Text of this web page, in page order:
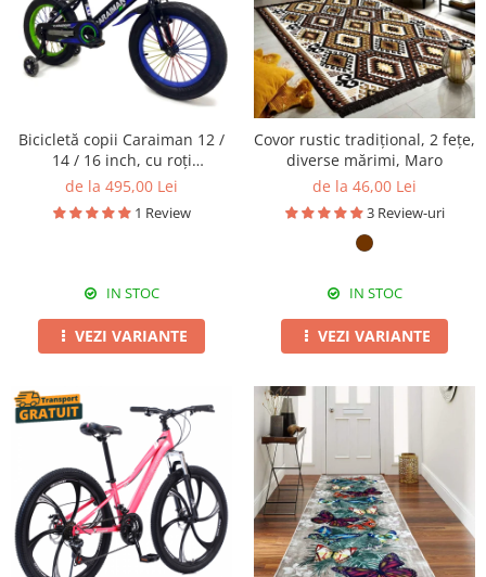
Bicicletă copii Caraiman 12 /
14 / 16 inch, cu roți
ajutătoare, bidon apă,
de la 495,00 Lei
1 Review
IN STOC
VEZI VARIANTE
Covor rustic tradițional, 2 fețe,
diverse mărimi, Maro
de la 46,00 Lei
3 Review-uri
IN STOC
VEZI VARIANTE